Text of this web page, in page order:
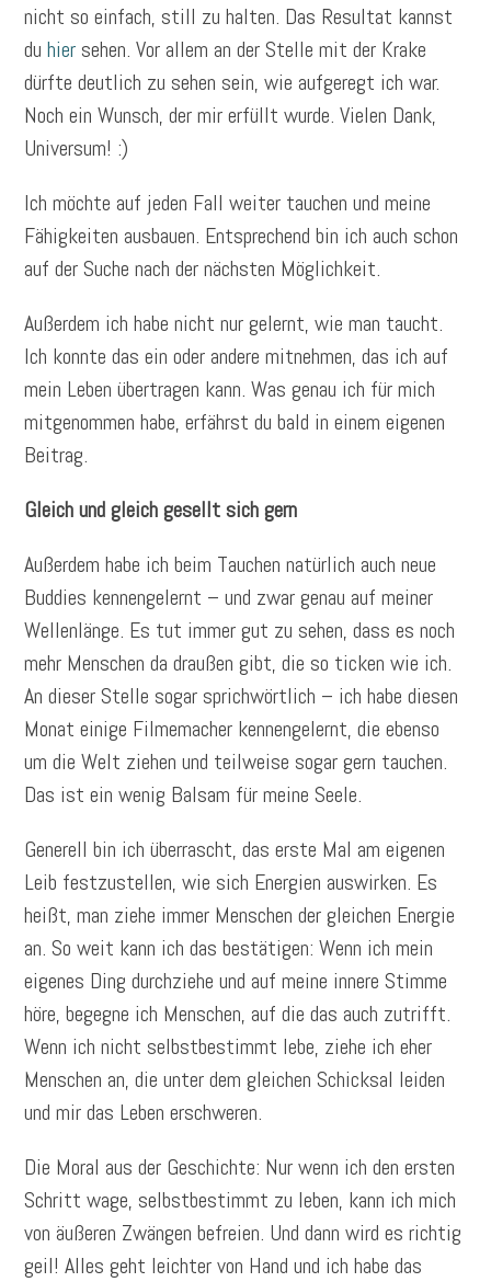
nicht so einfach, still zu halten. Das Resultat kannst
duhiersehen. Vor allem an der Stelle mit der Krake
dürfte deutlich zu sehen sein, wie aufgeregt ich war.
Noch ein Wunsch, der mir erfüllt wurde. Vielen Dank,
Universum! :)
Ich möchte auf jeden Fall weiter tauchen und meine
Fähigkeiten ausbauen. Entsprechend bin ich auch schon
auf der Suche nach der nächsten Möglichkeit.
Außerdem ich habe nicht nur gelernt, wie man taucht.
Ich konnte das ein oder andere mitnehmen, das ich auf
mein Leben übertragen kann. Was genau ich für mich
mitgenommen habe, erfährst du bald in einem eigenen
Beitrag.
Gleich und gleich gesellt sich gern
Außerdem habe ich beim Tauchen natürlich auch neue
Buddies kennengelernt – und zwar genau auf meiner
Wellenlänge. Es tut immer gut zu sehen, dass es noch
mehr Menschen da draußen gibt, die so ticken wie ich.
An dieser Stelle sogar sprichwörtlich – ich habe diesen
Monat einige Filmemacher kennengelernt, die ebenso
um die Welt ziehen und teilweise sogar gern tauchen.
Das ist ein wenig Balsam für meine Seele.
Generell bin ich überrascht, das erste Mal am eigenen
Leib festzustellen, wie sich Energien auswirken. Es
heißt, man ziehe immer Menschen der gleichen Energie
an. So weit kann ich das bestätigen: Wenn ich mein
eigenes Ding durchziehe und auf meine innere Stimme
höre, begegne ich Menschen, auf die das auch zutrifft.
Wenn ich nicht selbstbestimmt lebe, ziehe ich eher
Menschen an, die unter dem gleichen Schicksal leiden
und mir das Leben erschweren.
Die Moral aus der Geschichte: Nur wenn ich den ersten
Schritt wage, selbstbestimmt zu leben, kann ich mich
von äußeren Zwängen befreien. Und dann wird es richtig
geil! Alles geht leichter von Hand und ich habe das